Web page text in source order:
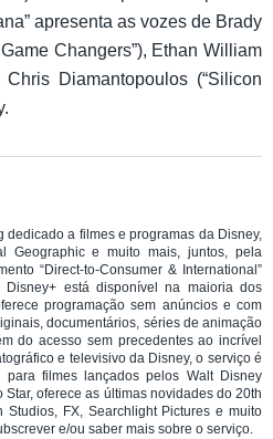
apresenta as vozes de Brady
Changers”), Ethan William
Diamantopoulos (“Silicon
dedicado a filmes e programas da Disney,
Geographic e muito mais, juntos, pela
“Direct-to-Consumer & International”
está disponível na maioria dos
programação sem anúncios e com
documentários, séries de animação
do acesso sem precedentes ao incrível
e televisivo da Disney, o serviço é
filmes lançados pelos Walt Disney
oferece as últimas novidades do 20th
Studios, FX, Searchlight Pictures e muito
e/ou saber mais sobre o serviço.